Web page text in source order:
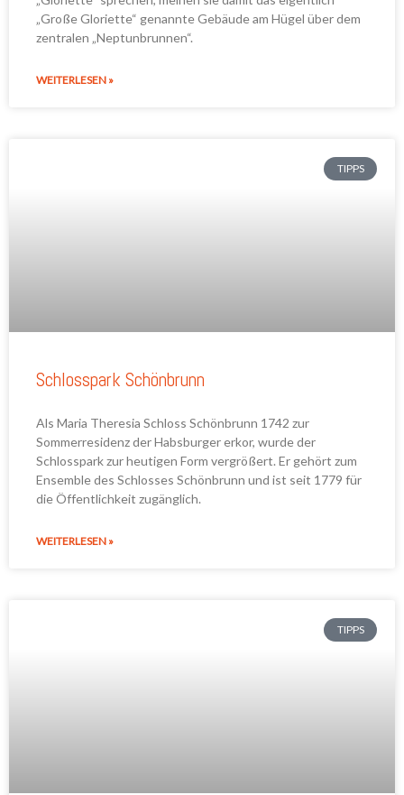
„Große Gloriette“ genannte Gebäude am Hügel über dem
zentralen „Neptunbrunnen“.
WEITERLESEN »
TIPPS
Schlosspark Schönbrunn
Als Maria Theresia Schloss Schönbrunn 1742 zur
Sommerresidenz der Habsburger erkor, wurde der
Schlosspark zur heutigen Form vergrößert. Er gehört zum
Ensemble des Schlosses Schönbrunn und ist seit 1779 für
die Öffentlichkeit zugänglich.
WEITERLESEN »
TIPPS